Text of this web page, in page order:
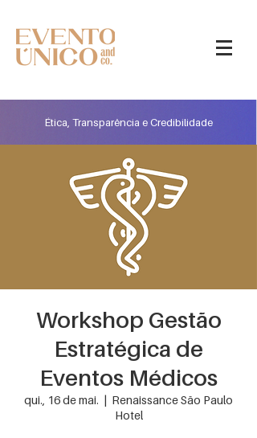
Ética, Transparência e Credibilidade
Workshop Gestão
Estratégica de
Eventos Médicos
qui., 16 de mai.
  |
Renaissance São Paulo
Hotel